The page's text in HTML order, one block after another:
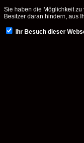
Sie haben die Möglichkeit
Besitzer daran hindern, aus
Ihr Besuch dieser